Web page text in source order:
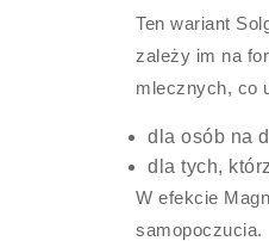
Ten wariant
zależy im na
mlecznych, co
dla osób na
dla tych,
W efekcie
samopoczucia.